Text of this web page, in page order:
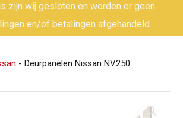
zijn wij gesloten en worden er geen
en/of betalingen afgehandeld
- Deurpanelen Nissan NV250